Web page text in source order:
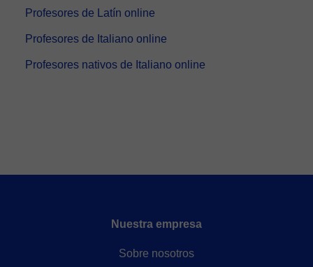
Profesores de Latín online
Profesores de Italiano online
Profesores nativos de Italiano online
Nuestra empresa
Sobre nosotros